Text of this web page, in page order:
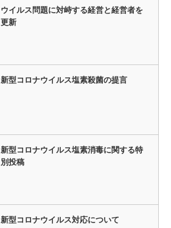
ウイルス問題に対峙する経営と経営者を
更新
新型コロナウイルス塩素殺菌の提言
新型コロナウイルス塩素消毒に関する特
別投稿
新型コロナウイルス対応について